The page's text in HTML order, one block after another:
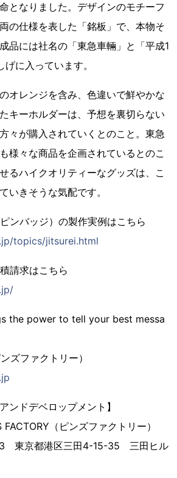
となりました。デザインのモチーフ
の仕様を表した「銘板」で、本物そ
品には社名の「東急車輛」と「平成1
に入っています。
オレンジを含み、色違いで鮮やかな
キーホルダーは、予想を裏切らない
々が購入されていくとのこと。東急
様々な商品を企画されているとのこ
るハイクオリティーなグッズは、こ
いきそうな気配です。
ンバッジ）の製作実例はこちら
topics/jitsurei.html
請求はこちら
the power to tell your best messa
ズファクトリー）
ンドデベロップメント】
（ピンズファクトリー）
東京都港区三田4-15-35 三田ヒル